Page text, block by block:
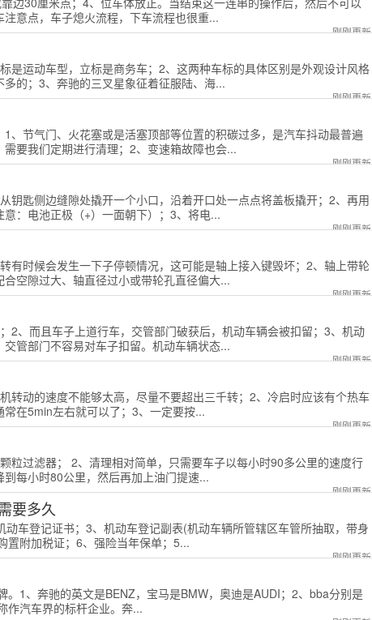
意点，车子熄火流程，下车流程也很重...
刚刚更新
是运动车型，立标是商务车；2、这两种车标的具体区别是外观设计风格
的；3、奔驰的三叉星象征着征服陆、海...
刚刚更新
、节气门、火花塞或是活塞顶部等位置的积碳过多，是汽车抖动最普遍
要我们定期进行清理；2、变速箱故障也会...
刚刚更新
钥匙侧边缝隙处撬开一个小口，沿着开口处一点点将盖板撬开；2、再用
：电池正极（+）一面朝下）；3、将电...
刚刚更新
有时候会发生一下子停顿情况，这可能是轴上接入键毁坏；2、轴上带轮
空隙过大、轴直径过小或带轮孔直径偏大...
刚刚更新
2、而且车子上道行车，交管部门破获后，机动车辆会被扣留；3、机动
管部门不容易对车子扣留。机动车辆状态...
刚刚更新
转动的速度不能够太高，尽量不要超出三千转；2、冷启时应该有个热车
在5min左右就可以了；3、一定要按...
刚刚更新
粒过滤器； 2、清理相对简单，只需要车子以每小时90多公里的速度行
每小时80公里，然后再加上油门提速...
刚刚更新
要多久
车登记证书；3、机动车登记副表(机动车辆所管辖区车管所抽取，带身
置附加税证；6、强险当年保单；5...
刚刚更新
1、奔驰的英文是BENZ，宝马是BMW，奥迪是AUDI；2、bba分别是
作汽车界的标杆企业。奔...